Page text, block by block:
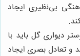
بی‌نظیری ایجاد
دیواری گل باید با
و تعادل بصری ایجاد